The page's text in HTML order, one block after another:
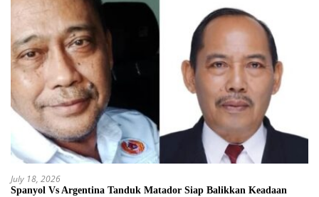
July 18, 2026
Spanyol Vs Argentina Tanduk Matador Siap Balikkan Keadaan